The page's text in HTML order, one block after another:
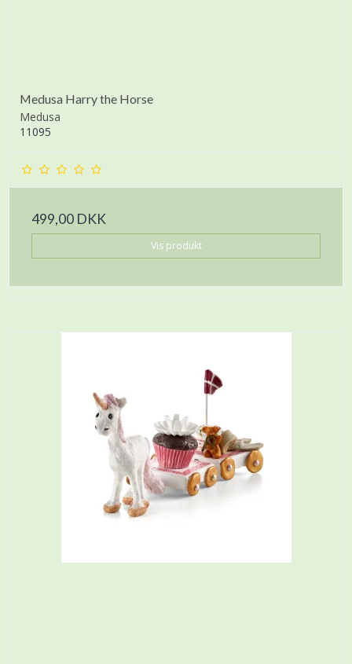
Medusa Harry the Horse
Medusa
11095
499,00 DKK
Vis produkt